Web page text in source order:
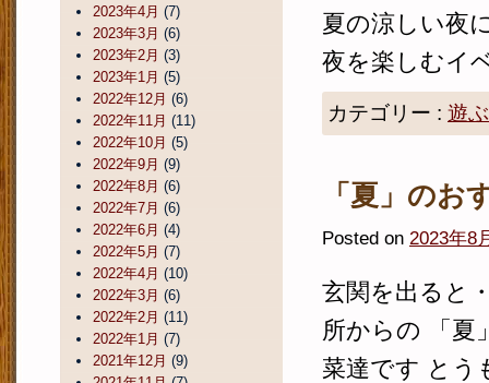
夏の涼しい夜
夜を楽しむイ
カテゴリー : 遊ぶ
「夏」のお
Posted on 2023年8
玄関を出ると
所からの 「夏
菜達です とう
2023年4月 (7)
2023年3月 (6)
2023年2月 (3)
2023年1月 (5)
2022年12月 (6)
2022年11月 (11)
2022年10月 (5)
2022年9月 (9)
2022年8月 (6)
2022年7月 (6)
2022年6月 (4)
2022年5月 (7)
2022年4月 (10)
2022年3月 (6)
2022年2月 (11)
2022年1月 (7)
2021年12月 (9)